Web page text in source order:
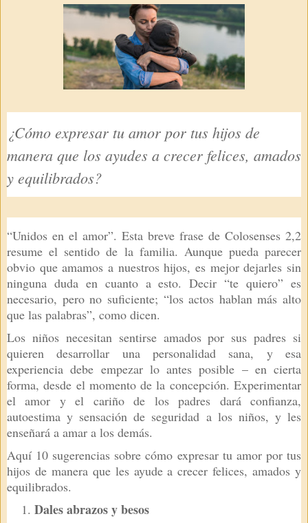
¿Cómo expresar tu amor por tus hijos de
manera que los ayudes a crecer felices, amados
y equilibrados?
“Unidos en el amor”. Esta breve frase de Colosenses 2,2
resume el sentido de la familia. Aunque pueda parecer
obvio que amamos a nuestros hijos, es mejor dejarles sin
ninguna duda en cuanto a esto. Decir “te quiero” es
necesario, pero no suficiente; “los actos hablan más alto
que las palabras”, como dicen.
Los niños necesitan sentirse amados por sus padres si
quieren desarrollar una personalidad sana, y esa
experiencia debe empezar lo antes posible – en cierta
forma, desde el momento de la concepción. Experimentar
el amor y el cariño de los padres dará confianza,
autoestima y sensación de seguridad a los niños, y les
enseñará a amar a los demás.
Aquí 10 sugerencias sobre cómo expresar tu amor por tus
hijos de manera que les ayude a crecer felices, amados y
equilibrados.
Dales abrazos y besos